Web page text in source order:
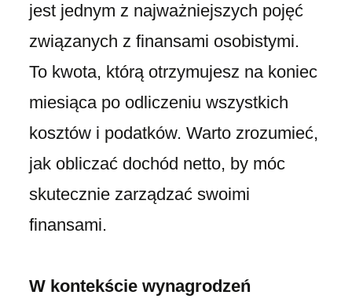
jest jednym z najważniejszych pojęć
związanych z finansami osobistymi.
To kwota, którą otrzymujesz na koniec
miesiąca po odliczeniu wszystkich
kosztów i podatków. Warto zrozumieć,
jak obliczać dochód netto, by móc
skutecznie zarządzać swoimi
finansami.
W kontekście wynagrodzeń